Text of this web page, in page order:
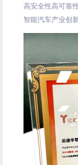
高安全性高可靠
智能汽车产业创